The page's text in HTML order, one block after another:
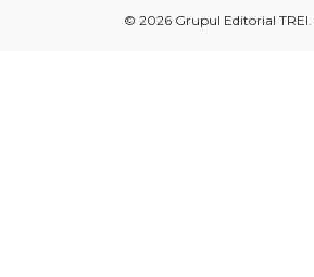
© 2026 Grupul Editorial